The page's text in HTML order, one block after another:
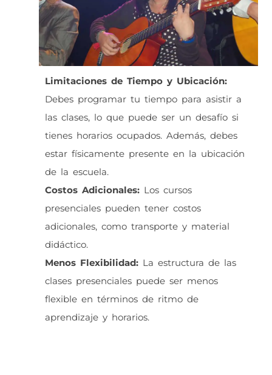
Limitaciones de Tiempo y Ubicación:
Debes programar tu tiempo para asistir a
las clases, lo que puede ser un desafío si
tienes horarios ocupados. Además, debes
estar físicamente presente en la ubicación
de la escuela.
Costos Adicionales:Los cursos
presenciales pueden tener costos
adicionales, como transporte y material
didáctico.
Menos Flexibilidad:La estructura de las
clases presenciales puede ser menos
flexible en términos de ritmo de
aprendizaje y horarios.